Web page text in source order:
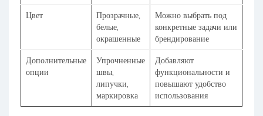
Цвет
Прозрачные,
белые,
окрашенные
Можно выбрать под
конкретные задачи или
брендирование
Дополнительные
опции
Упрочненные
швы,
липучки,
маркировка
Добавляют
функциональности и
повышают удобство
использования